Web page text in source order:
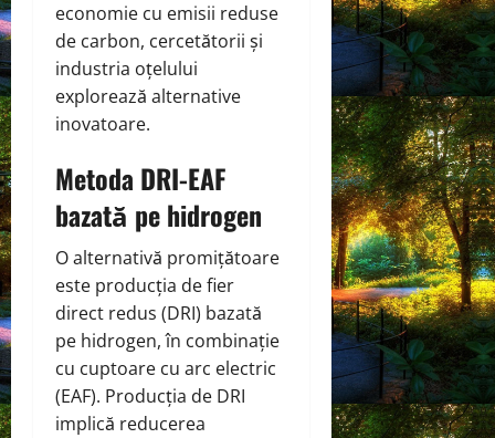
economie cu emisii reduse
de carbon, cercetătorii și
industria oțelului
explorează alternative
inovatoare.
Metoda DRI-EAF
bazată pe hidrogen
O alternativă promițătoare
este producția de fier
direct redus (DRI) bazată
pe hidrogen, în combinație
cu cuptoare cu arc electric
(EAF). Producția de DRI
implică reducerea